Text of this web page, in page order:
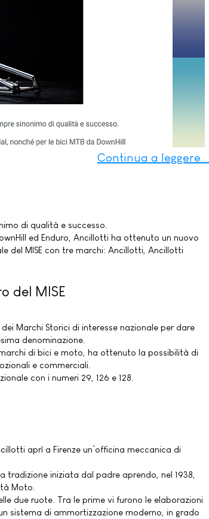
Continua a leggere...
di qualità e successo.
ed Enduro, Ancillotti ha ottenuto un nuovo
del MISE con tre marchi: Ancillotti, Ancillotti
del MISE
Marchi Storici di interesse nazionale per dare
denominazione.
di bici e moto, ha ottenuto la possibilità di
e commerciali.
con i numeri 29, 126 e 128.
aprì a Firenze un’officina meccanica di
iniziata dal padre aprendo, nel 1938,
Moto.
due ruote. Tra le prime vi furono le elaborazioni
sistema di ammortizzazione moderno, in grado